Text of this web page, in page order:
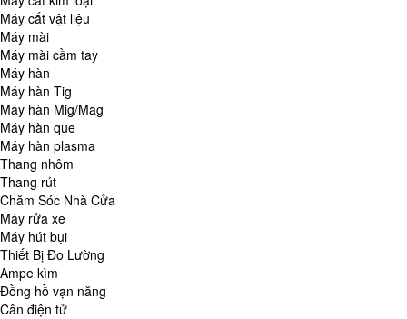
Máy cắt vật liệu
Máy mài
Máy mài cầm tay
Máy hàn
Máy hàn Tig
Máy hàn Mig/Mag
Máy hàn que
Máy hàn plasma
Thang nhôm
Thang rút
Chăm Sóc Nhà Cửa
Máy rửa xe
Máy hút bụi
Thiết Bị Đo Lường
Ampe kìm
Đồng hồ vạn năng
Cân điện tử